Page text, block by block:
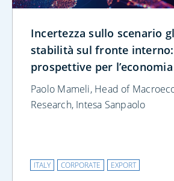
Incertezza sullo scenario
stabilità sul fronte
prospettive per
Paolo Mameli, Head of
Research, Intesa Sanpaolo
ITALY CORPORATE EXPORT